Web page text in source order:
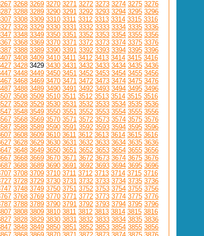
3268 3269 3270 3271 3272 3273 3274 3275 3276
3288 3289 3290 3291 3292 3293 3294 3295 3296
3308 3309 3310 3311 3312 3313 3314 3315 3316
3328 3329 3330 3331 3332 3333 3334 3335 3336
3348 3349 3350 3351 3352 3353 3354 3355 3356
3368 3369 3370 3371 3372 3373 3374 3375 3376
3388 3389 3390 3391 3392 3393 3394 3395 3396
3408 3409 3410 3411 3412 3413 3414 3415 3416
3428 3429 3430 3431 3432 3433 3434 3435 3436
3448 3449 3450 3451 3452 3453 3454 3455 3456
3468 3469 3470 3471 3472 3473 3474 3475 3476
3488 3489 3490 3491 3492 3493 3494 3495 3496
3508 3509 3510 3511 3512 3513 3514 3515 3516
3528 3529 3530 3531 3532 3533 3534 3535 3536
3548 3549 3550 3551 3552 3553 3554 3555 3556
3568 3569 3570 3571 3572 3573 3574 3575 3576
3588 3589 3590 3591 3592 3593 3594 3595 3596
3608 3609 3610 3611 3612 3613 3614 3615 3616
3628 3629 3630 3631 3632 3633 3634 3635 3636
3648 3649 3650 3651 3652 3653 3654 3655 3656
3668 3669 3670 3671 3672 3673 3674 3675 3676
3688 3689 3690 3691 3692 3693 3694 3695 3696
3708 3709 3710 3711 3712 3713 3714 3715 3716
3728 3729 3730 3731 3732 3733 3734 3735 3736
3748 3749 3750 3751 3752 3753 3754 3755 3756
3768 3769 3770 3771 3772 3773 3774 3775 3776
3788 3789 3790 3791 3792 3793 3794 3795 3796
3808 3809 3810 3811 3812 3813 3814 3815 3816
3828 3829 3830 3831 3832 3833 3834 3835 3836
3848 3849 3850 3851 3852 3853 3854 3855 3856